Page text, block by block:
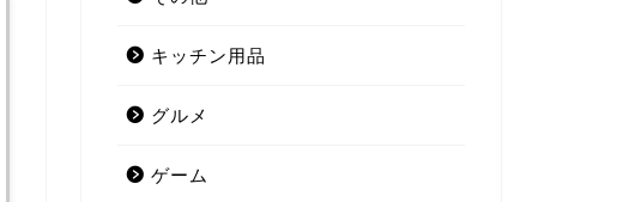
キッチン用品
グルメ
ゲーム